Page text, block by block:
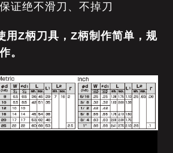
证绝不滑刀、不掉刀
用Z柄刀具，Z柄制作简单，规
。